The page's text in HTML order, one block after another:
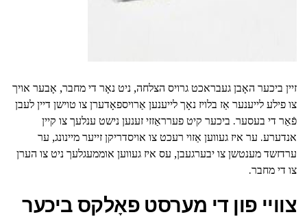
זיין ביכער האָבן געבראכט גרויס הצלחה, ניט נאָר די מחבר, אָבער אויך
צו פילע לייענער אַז בלויז נאָך לייענען אַרויספאָדערן צו טוישן דיין לעבן
פֿאַר די בעסער. ביכער קיט פערראַזזי זענען נישט ענלעך צו קיין
אנדערע. ער איז געווען אַזוי רעכט צו אויסדריקן זייער מיינונג, ער
ערדזשד מענטשן צו יבערגעבן, עס איז געווען אוממעגלעך ניט צו הערן
צו די מחבר.
צוויי פון די מערסט פאָלקס ביכער